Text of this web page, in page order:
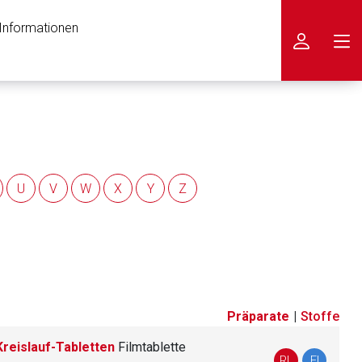
U V W X Y Z
Präparate | Stoffe
Tabletten Filmtablette